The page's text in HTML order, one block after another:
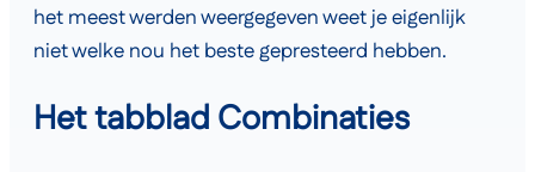
het meest werden weergegeven weet je eigenlijk
niet welke nou het beste gepresteerd hebben.
Het tabblad Combinaties